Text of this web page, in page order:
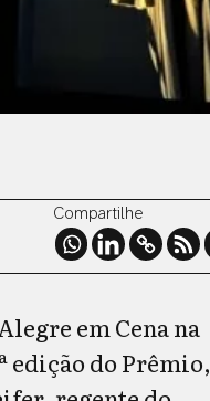
Compartilhe
em Cena na
edição do Prêmio,